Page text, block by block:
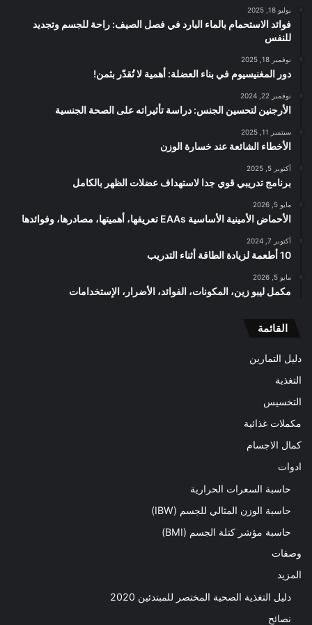
يوليو 18, 2025
فوائد الاستحمام بالماء البارد في فصل الصيف: راحة للجسم وتجديد
للنفس
نوفمبر 18, 2025
دور المغنيسيوم في بناء العضلة: أهمية لا تُقدّر بثمن!
نوفمبر 22, 2024
الأرجنين لتحسين الجنس: دراسة تأثيراته على الصحة الجنسية
سبتمبر 11, 2025
الأخطاء الشائعة عند خسارة الوزن
أكتوبر 5, 2025
برنامج تدريبي قوي جدا لاستهداف عضلات الظهر بالكامل
مايو 5, 2026
الأحماض الأمينية الأساسية EAAs تعريفها، أهميتها، مصادرها، وفوائدها
أكتوبر 7, 2024
10 أطعمة لزيادة الطاقة أثناء التدريب
مايو 5, 2026
مكمل ليبو زين، المكونات، الفوائد، الأضرار، الإستخدامات
القائمة
دليل التمارين
التغذية
التخسيس
مكملات غذائية
كمال الاجسام
ادوات
حاسبة السعرات الحرارية
حاسبة الوزن المثالي للجسم (IBW)
حاسبة مؤشر كتلة الجسم (BMI)
وصفات
المزيد
دليل التغذية الصحية المختصر للمبتدئين 2020​
نصائح